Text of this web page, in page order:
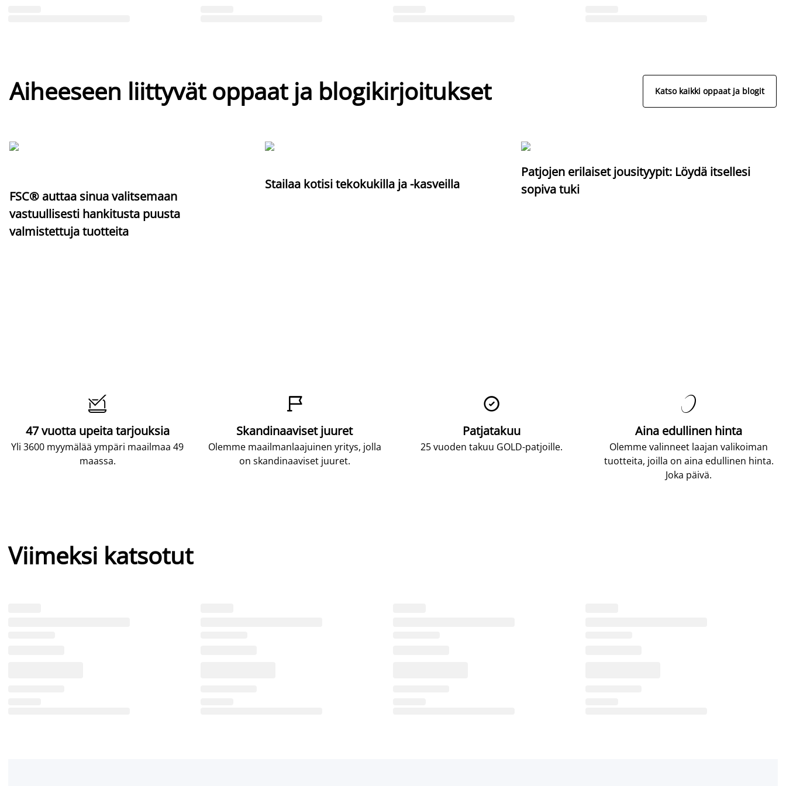
Aiheeseen liittyvät oppaat ja blogikirjoitukset Katso kaikki oppaat ja blogit
FSC® auttaa sinua valitsemaan
vastuullisesti hankitusta puusta
valmistettuja tuotteita
Stailaa kotisi tekokukilla ja -kasveilla
Patjojen erilaiset jousityypit: Löydä itsellesi
sopiva tuki

47 vuotta upeita tarjouksia
Yli 3600 myymälää ympäri maailmaa 49
maassa.

Skandinaaviset juuret
Olemme maailmanlaajuinen yritys, jolla
on skandinaaviset juuret.

Patjatakuu
25 vuoden takuu GOLD-patjoille.

Aina edullinen hinta
Olemme valinneet laajan valikoiman
tuotteita, joilla on aina edullinen hinta.
Joka päivä.
Viimeksi katsotut